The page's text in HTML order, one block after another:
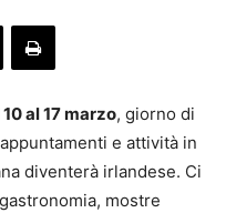
al 17 marzo, giorno di
e attività in
diventerà irlandese. Ci
mostre